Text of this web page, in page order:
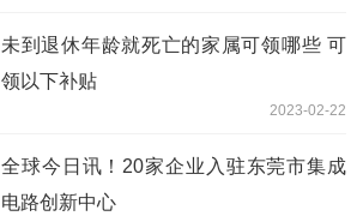
未到退休年龄就死亡的家属可领哪些 可
领以下补贴
2023-02-22
全球今日讯！20家企业入驻东莞市集成
电路创新中心